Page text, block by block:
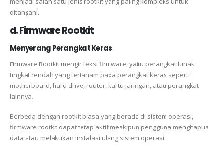
ditangani.
d. Firmware Rootkit
Menyerang Perangkat Keras
Firmware Rootkit menginfeksi firmware, yaitu perangkat lunak
tingkat rendah yang tertanam pada perangkat keras seperti
motherboard, hard drive, router, kartu jaringan, atau perangkat
lainnya.
Berbeda dengan rootkit biasa yang berada di sistem operasi,
firmware rootkit dapat tetap aktif meskipun pengguna menghapus
data atau melakukan instalasi ulang sistem operasi.